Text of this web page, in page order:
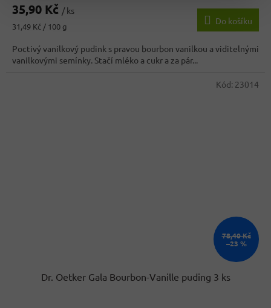
produktu
4,4
z
5
hvězdiček.
35,90 Kč / ks
Měrná
31,49 Kč / 100 g
Do košíku
Poctivý vanilkový pudink s pravou bourbon vanilkou a viditelnými
vanilkovými semínky. Stačí mléko a cukr a za pár...
78,40 Kč
–23 %
Dr. Oetker Gala Bourbon-Vanille puding 3 ks
Kód: 23014